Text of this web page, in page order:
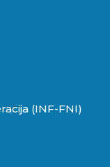
(INF-FNI)